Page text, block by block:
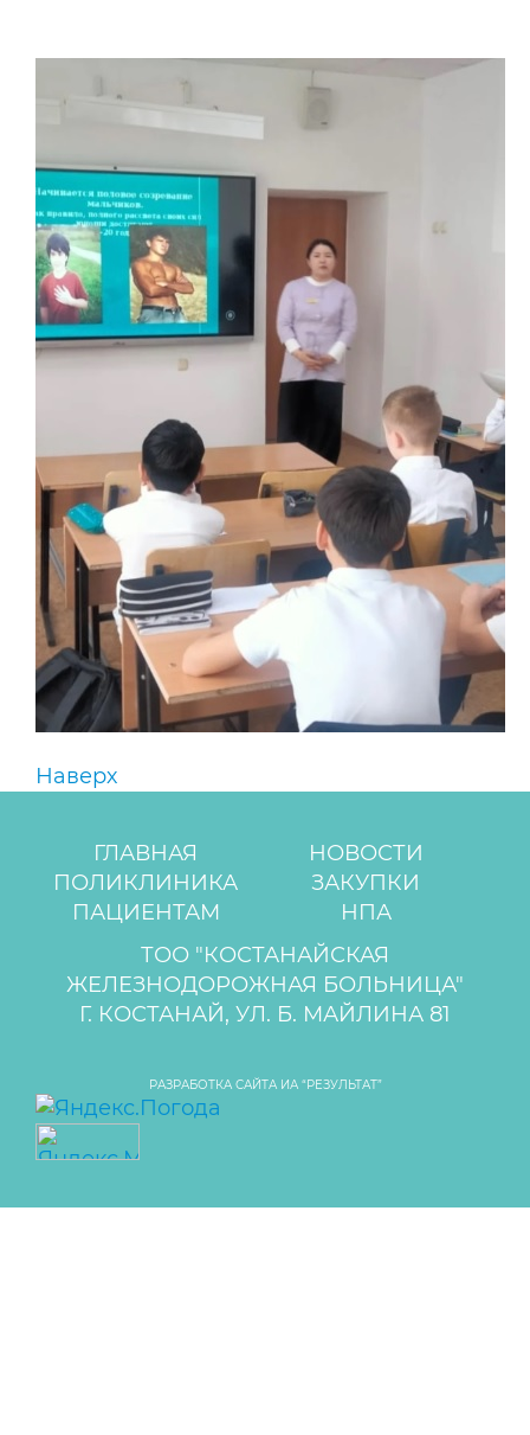
Наверх
ГЛАВНАЯ
НОВОСТИ
ПОЛИКЛИНИКА
ЗАКУПКИ
ПАЦИЕНТАМ
НПА
ТОО "КОСТАНАЙСКАЯ
ЖЕЛЕЗНОДОРОЖНАЯ БОЛЬНИЦА"
Г. КОСТАНАЙ, УЛ. Б. МАЙЛИНА 81
РАЗРАБОТКА САЙТА ИА “РЕЗУЛЬТАТ”